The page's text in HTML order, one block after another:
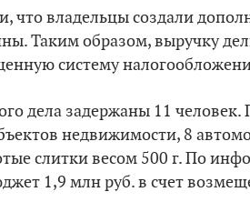
что владельцы создали
Таким образом, выручку
систему
дела задержаны 11
недвижимости, 8
слитки весом 500 г. По
1,9 млн руб. в счет